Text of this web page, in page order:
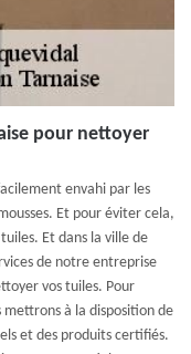
pour nettoyer
envahi par les
Et pour éviter cela,
Et dans la ville de
de notre entreprise
vos tuiles. Pour
mettrons à la disposition de
et des produits certifiés.